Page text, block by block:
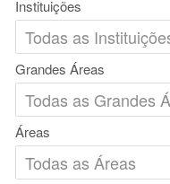
Instituições
Grandes Áreas
Áreas